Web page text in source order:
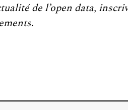
de l’open data,